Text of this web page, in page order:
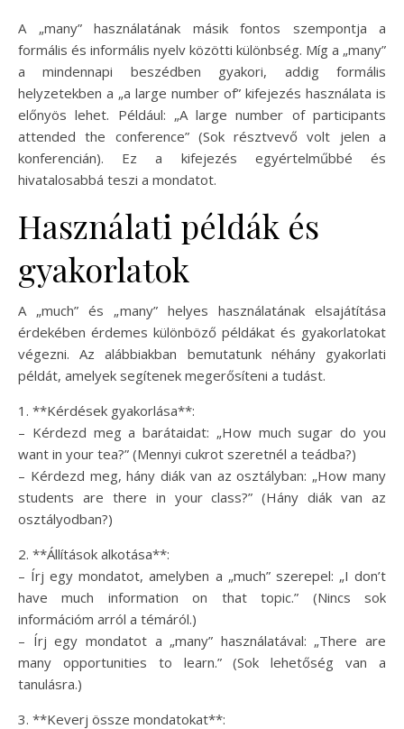
A „many” használatának másik fontos szempontja a
formális és informális nyelv közötti különbség. Míg a „many”
a mindennapi beszédben gyakori, addig formális
helyzetekben a „a large number of” kifejezés használata is
előnyös lehet. Például: „A large number of participants
attended the conference” (Sok résztvevő volt jelen a
konferencián). Ez a kifejezés egyértelműbbé és
hivatalosabbá teszi a mondatot.
Használati példák és
gyakorlatok
A „much” és „many” helyes használatának elsajátítása
érdekében érdemes különböző példákat és gyakorlatokat
végezni. Az alábbiakban bemutatunk néhány gyakorlati
példát, amelyek segítenek megerősíteni a tudást.
1. **Kérdések gyakorlása**:
– Kérdezd meg a barátaidat: „How much sugar do you
want in your tea?” (Mennyi cukrot szeretnél a teádba?)
– Kérdezd meg, hány diák van az osztályban: „How many
students are there in your class?” (Hány diák van az
osztályodban?)
2. **Állítások alkotása**:
– Írj egy mondatot, amelyben a „much” szerepel: „I don’t
have much information on that topic.” (Nincs sok
információm arról a témáról.)
– Írj egy mondatot a „many” használatával: „There are
many opportunities to learn.” (Sok lehetőség van a
tanulásra.)
3. **Keverj össze mondatokat**: